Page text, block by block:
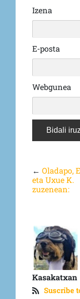
Izena
E-posta
Webgunea
← Oladapo,
eta Uxue K.
zuzenean:
Kasakatxan
Suscribe